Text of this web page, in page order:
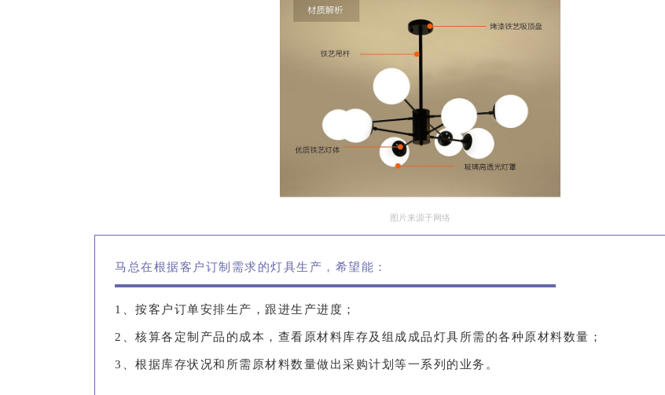
图片来源于网络
马总在根据客户订制需求的灯具生产，希望能：
1、按客户订单安排生产，跟进生产进度；
2、核算各定制产品的成本，查看原材料库存及组成成品灯具所需的各种原材料数量；
3、根据库存状况和所需原材料数量做出采购计划等一系列的业务。